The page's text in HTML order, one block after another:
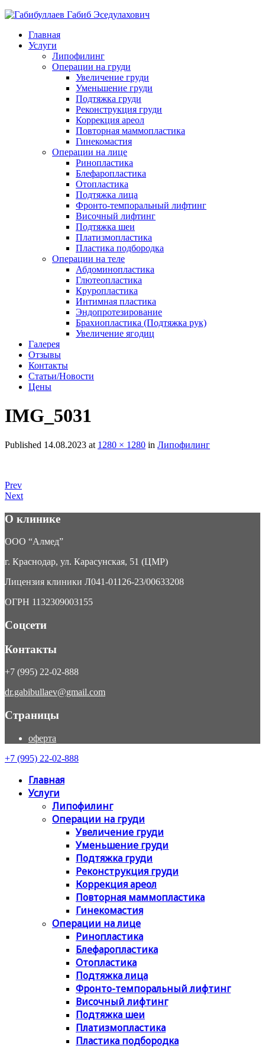
Главная
Услуги
Липофилинг
Операции на груди
Увеличение груди
Уменьшение груди
Подтяжка груди
Реконструкция груди
Коррекция ареол
Повторная маммопластика
Гинекомастия
Операции на лице
Ринопластика
Блефаропластика
Отопластика
Подтяжка лица
Фронто-темпоральный лифтинг
Височный лифтинг
Подтяжка шеи
Платизмопластика
Пластика подбородка
Операции на теле
Абдоминопластика
Глютеопластика
Круропластика
Интимная пластика
Эндопротезирование
Брахиопластика (Подтяжка рук)
Увеличение ягодиц
Галерея
Отзывы
Контакты
Статьи/Новости
Цены
IMG_5031
Published 14.08.2023 at 1280 × 1280 in Липофилинг
Prev
Next
О клинике
ООО “Алмед”
г. Краснодар, ул. Карасунская, 51 (ЦМР)
Лицензия клиники Л041-01126-23/00633208
ОГРН 1132309003155
Соцсети
Контакты
+7 (995) 22-02-888
dr.gabibullaev@gmail.com
Страницы
оферта
+7 (995) 22-02-888
Главная
Услуги
Липофилинг
Операции на груди
Увеличение груди
Уменьшение груди
Подтяжка груди
Реконструкция груди
Коррекция ареол
Повторная маммопластика
Гинекомастия
Операции на лице
Ринопластика
Блефаропластика
Отопластика
Подтяжка лица
Фронто-темпоральный лифтинг
Височный лифтинг
Подтяжка шеи
Платизмопластика
Пластика подбородка